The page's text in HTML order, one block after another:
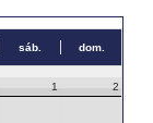
sáb. dom.
1 2